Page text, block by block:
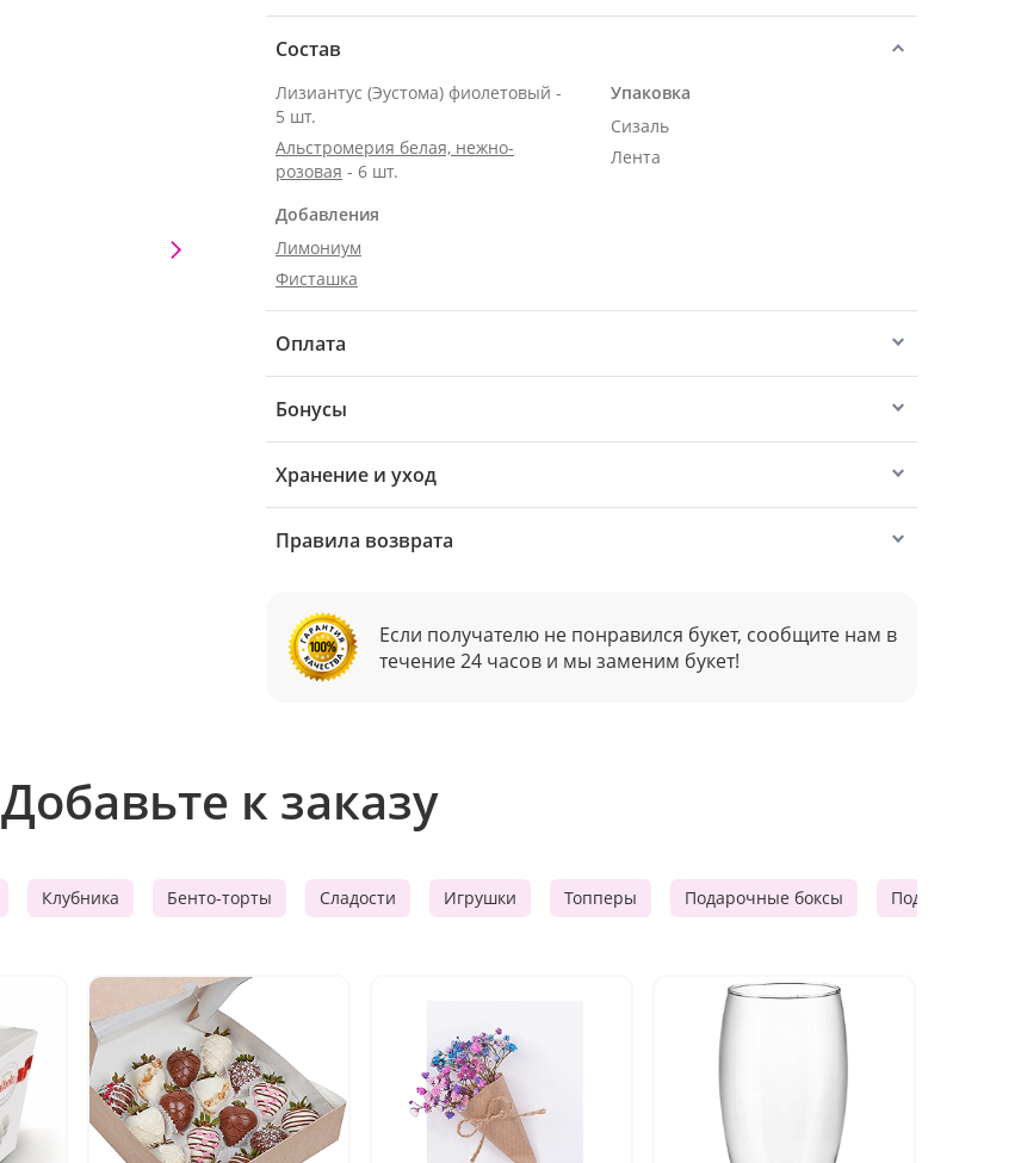
Состав
Лизиантус (Эустома) фиолетовый -
5 шт.
Альстромерия белая, нежно-
розовая - 6 шт.
Добавления
Лимониум
Фисташка
Упаковка
Сизаль
Лента
Оплата
Бонусы
Хранение и уход
Правила возврата
Если получателю не понравился букет, сообщите нам в
течение 24 часов и мы заменим букет!
Добавьте к заказу
Клубника Бенто-торты Сладости Игрушки Топперы Подарочные боксы Подарочные